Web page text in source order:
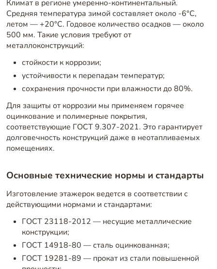
Климат в регионе умеренно-континентальный.
Средняя температура зимой составляет около -6°C,
летом — +20°C. Годовое количество осадков — около
500 мм. Такие условия требуют от
металлоконструкций:
стойкости к коррозии;
устойчивости к перепадам температур;
сохранения прочности при влажности до 80%.
Для защиты от коррозии мы применяем горячее
оцинкование и полимерные покрытия,
соответствующие ГОСТ 9.307-2021. Это гарантирует
долговечность конструкций даже в неотапливаемых
помещениях.
Основные технические нормы и стандарты
Изготовление этажерок ведется в соответствии с
действующими нормами и стандартами:
ГОСТ 23118-2012 — несущие металлические
конструкции;
ГОСТ 14918-80 — сталь оцинкованная;
ГОСТ 19281-89 — прокат из стали повышенной